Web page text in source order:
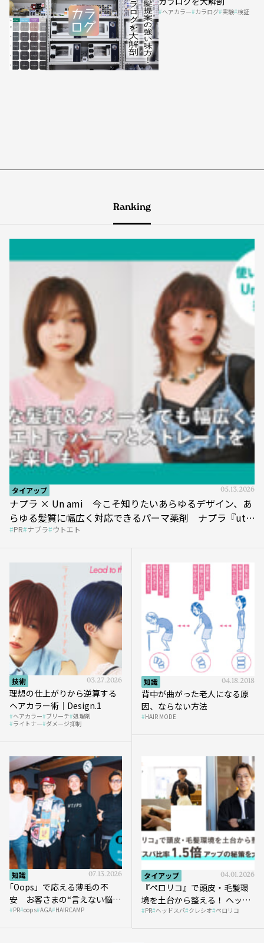
ヘアカラー カラログ 実験 検証
Ranking
タイアップ 05.13.2026
ナプラ × Un ami 今こそ知りたいあらゆるデザイン、あ
らゆる髪質に幅広く対応できるパーマ薬剤 ナプラ『ut-
et』
PR ナプラ ウトエト
技術 03.27.2026
理想の仕上がりから逆算する
ヘアカラー術｜Design.1
ヘアカラー ブリーチ 処理剤
ライトナー ダメージ抑制
知識 04.18.2018
背中が曲がった老人になる原
因、ならない方法
HAIR MODE
知識 07.13.2026
｢Oops」で応える薄毛の不
安 お客さまの“言えない悩
み”にどう向き合う？ ＃01
PR oops AGA HAIRCAMP
タイアップ 04.01.2026
『ペロリコ』で頭皮・毛髪環
境を土台から整える！ ヘッド
スパ比率1.5倍アップの秘策を
PR ヘッドスパ クレシオ ペロリコ